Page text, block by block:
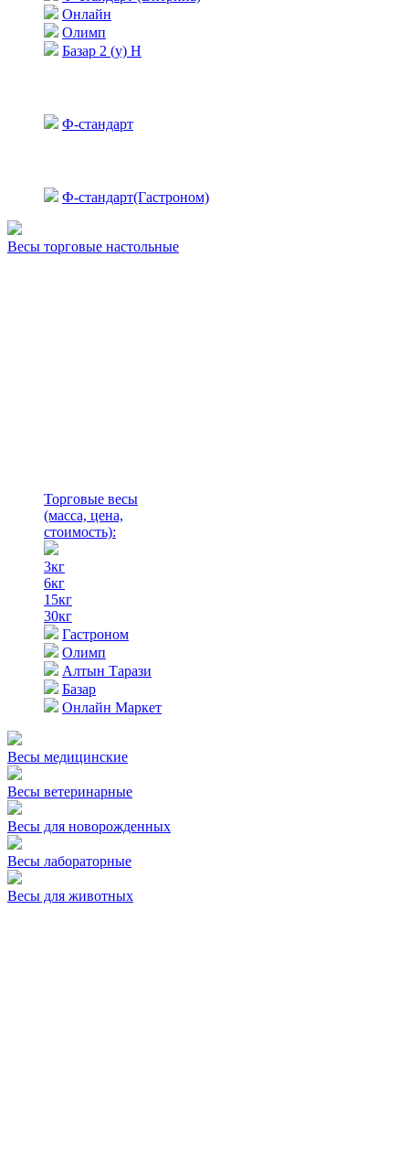
Онлайн
Олимп
Базар 2 (у) Н
Ф-стандарт
Ф-стандарт(Гастроном)
Весы торговые настольные
Торговые весы
(масса, цена,
стоимость):
3кг
6кг
15кг
30кг
Гастроном
Олимп
Алтын Тарази
Базар
Онлайн Маркет
Весы медицинские
Весы ветеринарные
Весы для новорожденных
Весы лабораторные
Весы для животных